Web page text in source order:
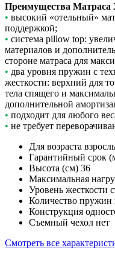
Преимущества Матраса
• высокий «отельный»
поддержкой;
• система pillow top:
материалов и
стороне матраса для
• два уровня пружин с
жесткости: верхний для
тела спящего и
дополнительной
• подходит для любого
• не требует
Для возраста
Гарантийный срок
Высота (см) 36
Максимальная
Уровень жесткости
Количество пружин
Конструкция
Съемный чехол нет
Смотреть все